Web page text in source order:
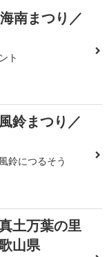
南まつり／
ト
鈴まつり／
鈴につるそう
土万葉の里
山県